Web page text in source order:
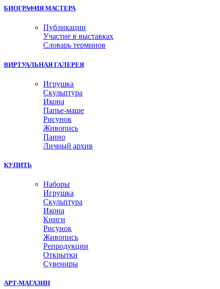
БИОГРАФИЯ МАСТЕРА
Публикации
Участие в выставках
Словарь терминов
ВИРТУАЛЬНАЯ ГАЛЕРЕЯ
Игрушка
Скульптура
Икона
Папье-маше
Рисунок
Живопись
Панно
Личный архив
КУПИТЬ
Наборы
Игрушка
Скульптура
Икона
Книги
Рисунок
Живопись
Репродукции
Открытки
Сувениры
АРТ-МАГАЗИН